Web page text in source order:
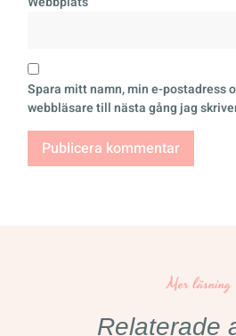
Spara mitt namn, min e-postadress
webbläsare till nästa gång jag
Mer läsning
Relaterade